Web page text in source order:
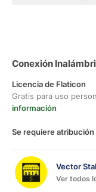
Conexión
Licencia de Flaticon
Gratis para uso
información
Se requiere atribución
Vector
Ver todos